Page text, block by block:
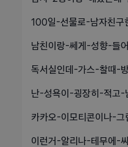
100일-선물로-남자친
남친이랑-쎄게-성향-
독서실인데-가스-찰때-
난-성욕이-굉장히-적고
카카오-이모티콘이나-
이런거-알리나-테무에-